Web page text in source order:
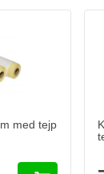
Lägg till i
med tejp